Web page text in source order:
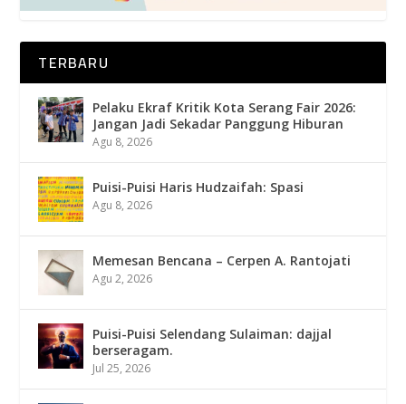
TERBARU
Pelaku Ekraf Kritik Kota Serang Fair 2026:
Jangan Jadi Sekadar Panggung Hiburan
Agu 8, 2026
Puisi-Puisi Haris Hudzaifah: Spasi
Agu 8, 2026
Memesan Bencana – Cerpen A. Rantojati
Agu 2, 2026
Puisi-Puisi Selendang Sulaiman: dajjal
berseragam.
Jul 25, 2026